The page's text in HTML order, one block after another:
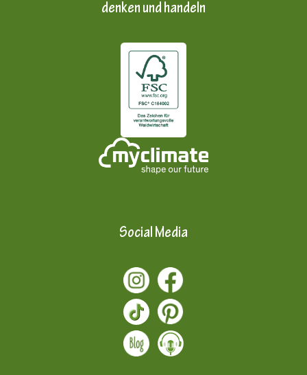
denken und handeln
Social Media